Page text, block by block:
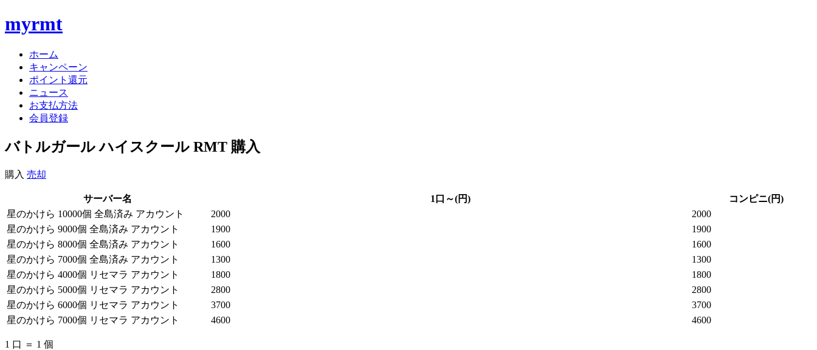
myrmt
ホーム
キャンペーン
ポイント還元
ニュース
お支払方法
会員登録
バトルガール ハイスクール RMT 購入
購入 売却
サーバー名 1口～(円)
コンピニ(円)
星のかけら 10000個 全島済み アカウント
2000
2000
星のかけら 9000個 全島済み アカウント
1900
1900
星のかけら 8000個 全島済み アカウント
1600
1600
星のかけら 7000個 全島済み アカウント
1300
1300
星のかけら 4000個 リセマラ アカウント
1800
1800
星のかけら 5000個 リセマラ アカウント
2800
2800
星のかけら 6000個 リセマラ アカウント
3700
3700
星のかけら 7000個 リセマラ アカウント
4600 4600
1 口 ＝ 1 個